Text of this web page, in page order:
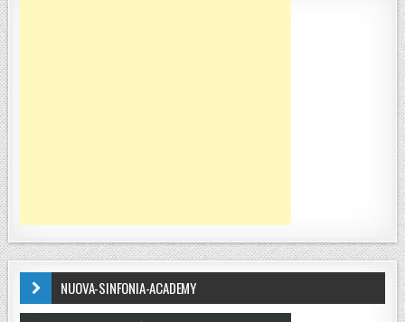
NUOVA-SINFONIA-ACADEMY